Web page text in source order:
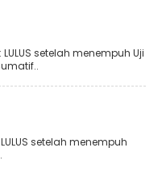
setelah menempuh Uji
setelah menempuh